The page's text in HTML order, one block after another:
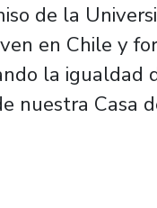
de la
en Chile y
la igualdad
nuestra Casa